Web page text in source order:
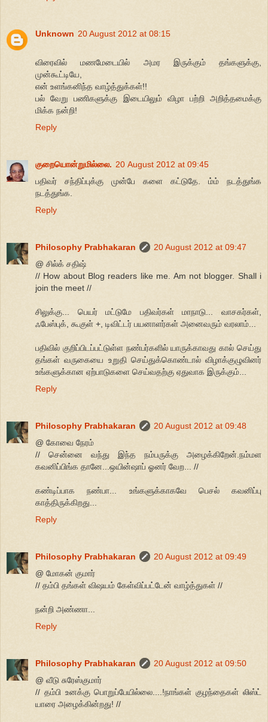
Unknown 20 August 2012 at 08:15
விரைவில் மணமேடையில் அமர இருக்கும் தங்களுக்கு,
முன்கூட்டியே,
என் உளங்கனிந்த வாழ்த்துக்கள்!!
பல் வேறு பணிகளுக்கு இடையிலும் விழா பற்றி அறித்தமைக்கு
மிக்க நன்றி!
Reply
குறையொன்றுமில்லை. 20 August 2012 at 09:45
பதிவர் சந்திப்புக்கு முன்பே களை கட்டுதே. ம்ம் நடத்துங்க
நடத்துங்க.
Reply
Philosophy Prabhakaran
20 August 2012 at 09:47
@ சில்க் சதிஷ்
// How about Blog readers like me. Am not blogger. Shall i
join the meet //
சிலுக்கு... பெயர் மட்டுமே பதிவர்கள் மாநாடு... வாசகர்கள்,
ஃபேஸ்புக், கூகுள் +, டிவிட்டர் பயனாளர்கள் அனைவரும் வரலாம்...
பதிவில் குறிப்பிடப்பட்டுள்ள நண்பர்களில் யாருக்காவது கால் செய்து
தங்கள் வருகையை உறுதி செய்துக்கொண்டால் விழாக்குழுவினர்
உங்களுக்கான ஏற்பாடுகளை செய்வதற்கு ஏதுவாக இருக்கும்...
Reply
Philosophy Prabhakaran
20 August 2012 at 09:48
@ கோவை நேரம்
// சென்னை வந்து இந்த நம்பருக்கு அழைக்கிறேன்.நம்மள
கவனிப்பிங்க தானே...ஒயின்ஷாப் ஓனர் வேற... //
கண்டிப்பாக நண்பா... உங்களுக்காகவே பெசல் கவனிப்பு
காத்திருக்கிறது...
Reply
Philosophy Prabhakaran
20 August 2012 at 09:49
@ மோகன் குமார்
// தம்பி தங்கள் விஷயம் கேள்விப்பட்டேன் வாழ்த்துகள் //
நன்றி அண்ணா...
Reply
Philosophy Prabhakaran
20 August 2012 at 09:50
@ வீடு சுரேஸ்குமார்
// தம்பி உனக்கு பொறுப்பேயில்லை....!நாங்கள் குழந்தைகள் லிஸ்ட்
யாரை அழைக்கின்றது! //